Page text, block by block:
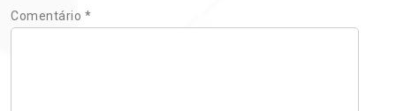
Comentário *